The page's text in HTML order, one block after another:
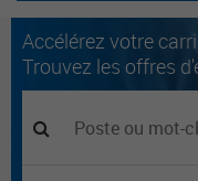
Accélérez votre
Trouvez les offres